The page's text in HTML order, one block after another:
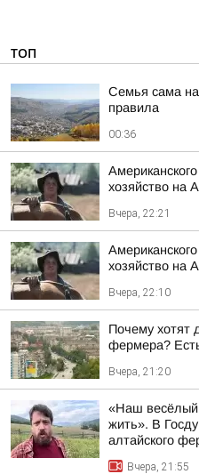
ТОП
Семья сама
правила
00:36
хозяйство на
Вчера, 22:21
хозяйство на
Вчера, 22:10
Почему хотят
фермера?
Вчера, 21:20
«Наш весёлый
жить». В
алтайского
Вчера, 21:55